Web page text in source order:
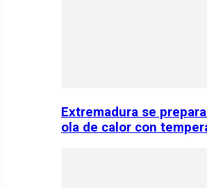
Extremadura se
ola de calor con